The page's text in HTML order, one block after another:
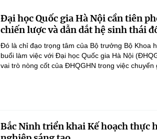
Đại học Quốc gia Hà Nội cần tiên
chiến lược và dẫn dắt hệ sinh thái
Đó là chỉ đạo trọng tâm của Bộ trưởng Bộ Khoa
buổi làm việc với Đại học Quốc gia Hà Nội
vai trò nòng cốt của ĐHQGHN trong việc
Bắc Ninh triển khai Kế hoạch thực